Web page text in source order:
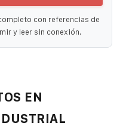
con referencias de
y leer sin conexión.
EN